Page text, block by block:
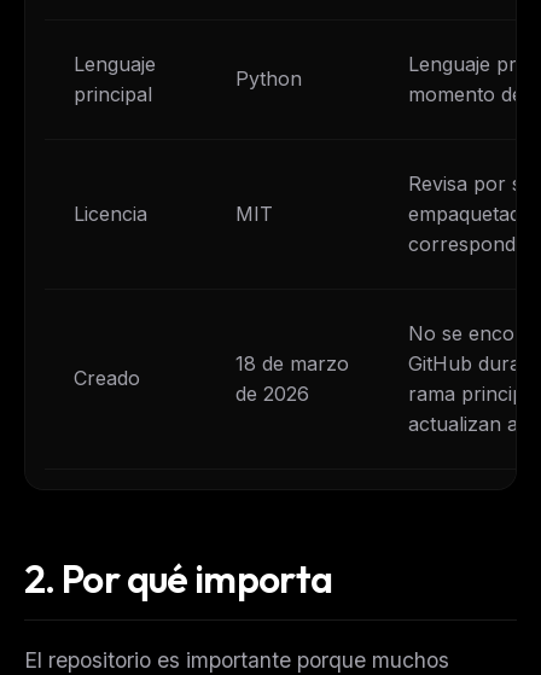
Lenguaje
principal
Python
Lenguaje
momento de
Licencia MIT
Revisa por
corresponda.
Creado
18 de marzo
de 2026
No se
GitHub
rama
actualizan
2. Por qué importa
El repositorio es importante porque muchos